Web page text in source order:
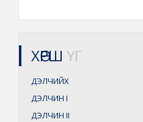
ХӨРШ ҮГ
ДЭЛЧИЙХ
ДЭЛЧИН I
ДЭЛЧИН II